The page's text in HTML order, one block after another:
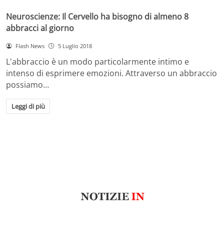
Neuroscienze: Il Cervello ha bisogno di almeno 8
abbracci al giorno
Flash News 5 Luglio 2018
L'abbraccio è un modo particolarmente intimo e
intenso di esprimere emozioni. Attraverso un abbraccio
possiamo…
Leggi di più